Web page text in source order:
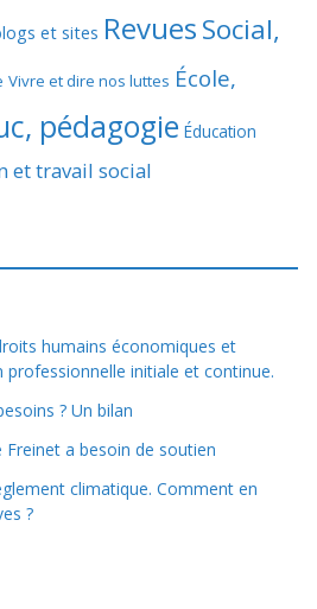
et sites RevuesSocial,
Vivre et dire nos luttes École,
pédagogie Éducation
et travail social
humains économiques et
initiale et continue.
? Un bilan
Freinet a besoin de soutien
climatique. Comment en
?